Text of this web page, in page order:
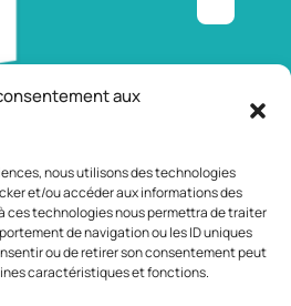
aux
nous utilisons des technologies
et/ou accéder aux informations des
ces technologies nous permettra de traiter
de navigation ou les ID uniques
ou de retirer son consentement peut
caractéristiques et fonctions.
Bouthéon
et partenariale, coordination
Andrézieux-Bouthéon
: 06 89 11 27 03